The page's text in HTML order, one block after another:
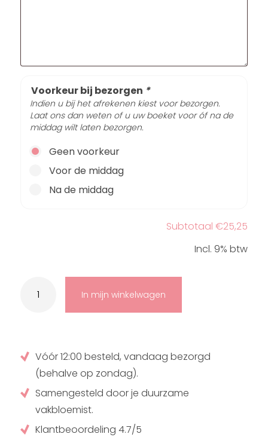
Voorkeur bij bezorgen *
Indien u bij het afrekenen kiest voor bezorgen.
Laat ons dan weten of u uw boeket voor óf na de
middag wilt laten bezorgen.
Geen voorkeur
Voor de middag
Na de middag
Subtotaal €25,25
aantal
Incl. 9% btw
In mijn winkelwagen
Vóór 12:00 besteld, vandaag bezorgd
(behalve op zondag).
Samengesteld door je duurzame
vakbloemist.
Klantbeoordeling 4.7/5